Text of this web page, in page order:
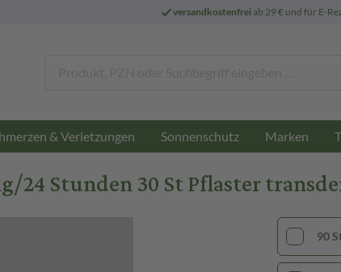
versandkostenfreiab 29 € und für E-
& Verletzungen Sonnenschutz Marken
24 Stunden 30 St Pflaster
90